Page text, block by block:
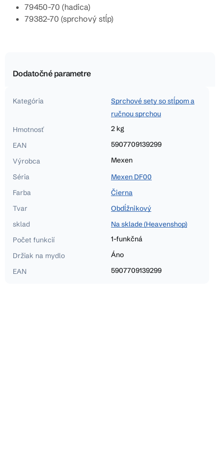
79450-70 (hadica)
79382-70 (sprchový stĺp)
Dodatočné parametre
Kategória
Sprchové sety so stĺpom a
ručnou sprchou
Hmotnosť
2 kg
EAN
5907709139299
Výrobca
Mexen
Séria
Mexen DF00
Farba
Čierna
Tvar
Obdĺžnikový
sklad
Na sklade (Heavenshop)
Počet funkcií
1-funkčná
Držiak na mydlo
Áno
EAN
5907709139299